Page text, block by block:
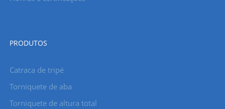
PRODUTOS
Catraca de tripé
Torniquete de aba
Torniquete de altura total